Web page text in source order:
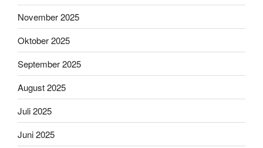
November 2025
Oktober 2025
September 2025
August 2025
Juli 2025
Juni 2025